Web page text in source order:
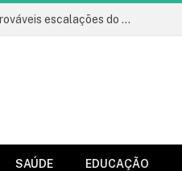
Vitória x Athletico: onde assistir, horário e prováveis escalações do jogo
SAÚDE EDUCAÇÃO